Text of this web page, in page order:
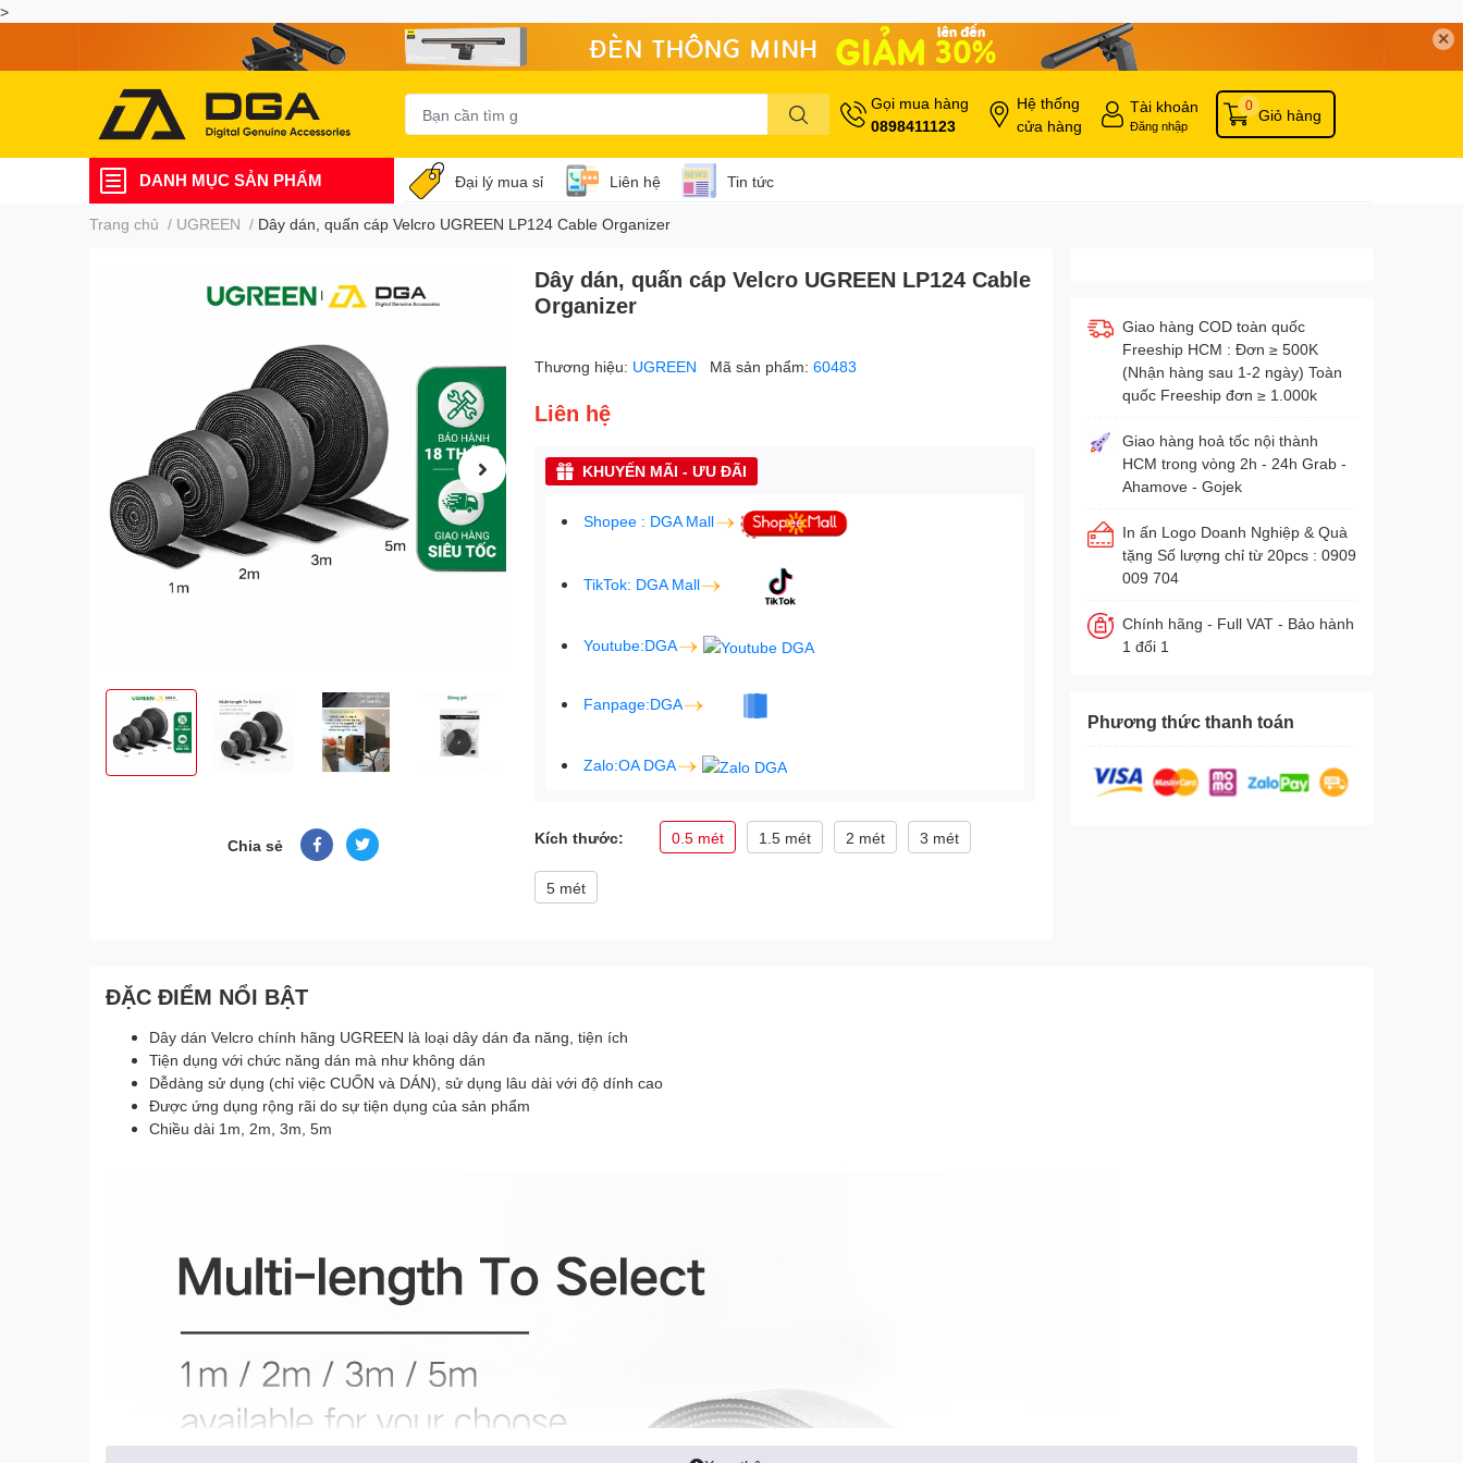
>
✕
Gọi mua hàng
0898411123
Hệ thống
cửa hàng
Tài khoản
Đăng nhập
Giỏ hàng
0
DANH MỤC SẢN PHẨM Đại lý mua sỉ Liên hệ Tin tức
Trang chủ / UGREEN / Dây dán, quấn cáp Velcro UGREEN LP124 Cable Organizer
Chia sẻ
Dây dán, quấn cáp Velcro UGREEN LP124 Cable
Organizer
Thương hiệu: UGREEN Mã sản phẩm:60483
Liên hệ
KHUYẾN MÃI - ƯU ĐÃI
Shopee : DGA Mall
TikTok: DGA Mall
Youtube:DGA
Fanpage:DGA
Zalo:OA DGA
Kích thước: 0.5 mét 1.5 mét 2 mét 3 mét
5 mét
Giao hàng COD toàn quốc
Freeship HCM : Đơn ≥ 500K
(Nhận hàng sau 1-2 ngày) Toàn
quốc Freeship đơn ≥ 1.000k
Giao hàng hoả tốc nội thành
HCM trong vòng 2h - 24h Grab -
Ahamove - Gojek
In ấn Logo Doanh Nghiệp & Quà
tặng Số lượng chỉ từ 20pcs : 0909
009 704
Chính hãng - Full VAT - Bảo hành
1 đổi 1
Phương thức thanh toán
ĐẶC ĐIỂM NỔI BẬT
Dây dán Velcro chính hãng UGREEN là loại dây dán đa năng, tiện ích
Tiện dụng với chức năng dán mà như không dán
Dễdàng sử dụng (chỉ việc CUỐN và DÁN), sử dụng lâu dài với độ dính cao
Được ứng dụng rộng rãi do sự tiện dụng của sản phẩm
Chiều dài 1m, 2m, 3m, 5m